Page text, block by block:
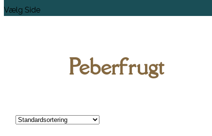
Vælg Side
Peberfrugt